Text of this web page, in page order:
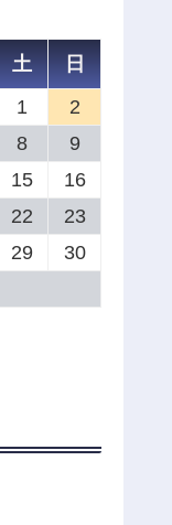
土
日
1
2
8
9
15
16
22
23
29
30